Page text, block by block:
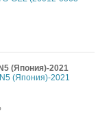
(Япония)-2021